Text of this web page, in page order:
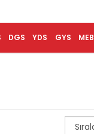
MEB
GYS
YDS
DGS